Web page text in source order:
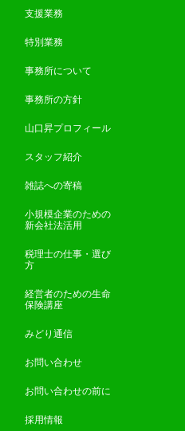
支援業務
特別業務
事務所について
事務所の方針
山口昇プロフィール
スタッフ紹介
雑誌への寄稿
小規模企業のための
新会社法活用
税理士の仕事・選び
方
経営者のための生命
保険講座
みどり通信
お問い合わせ
お問い合わせの前に
採用情報